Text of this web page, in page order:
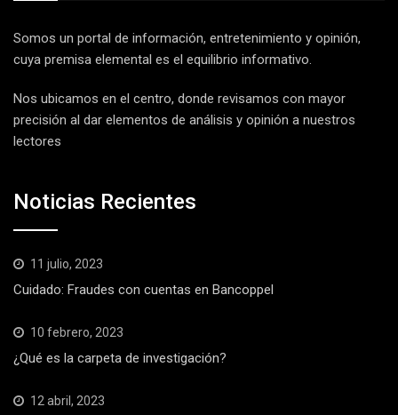
Somos un portal de información, entretenimiento y opinión,
cuya premisa elemental es el equilibrio informativo.
Nos ubicamos en el centro, donde revisamos con mayor
precisión al dar elementos de análisis y opinión a nuestros
lectores
Noticias Recientes
11 julio, 2023
Cuidado: Fraudes con cuentas en Bancoppel
10 febrero, 2023
¿Qué es la carpeta de investigación?
12 abril, 2023